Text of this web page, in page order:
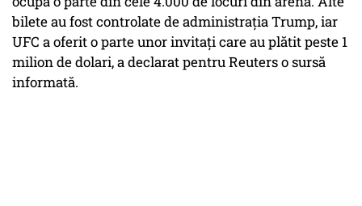
bilete au fost controlate de administraţia Trump, iar
UFC a oferit o parte unor invitaţi care au plătit peste 1
milion de dolari, a declarat pentru Reuters o sursă
informată.